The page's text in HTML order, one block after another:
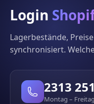
Login
Lagerbestände,
synchronisiert.
2313
Montag –